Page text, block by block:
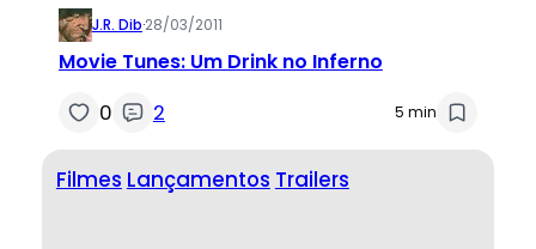
J.R. Dib·28/03/2011
Movie Tunes: Um Drink no Inferno
0 2 5 min
Filmes Lançamentos Trailers